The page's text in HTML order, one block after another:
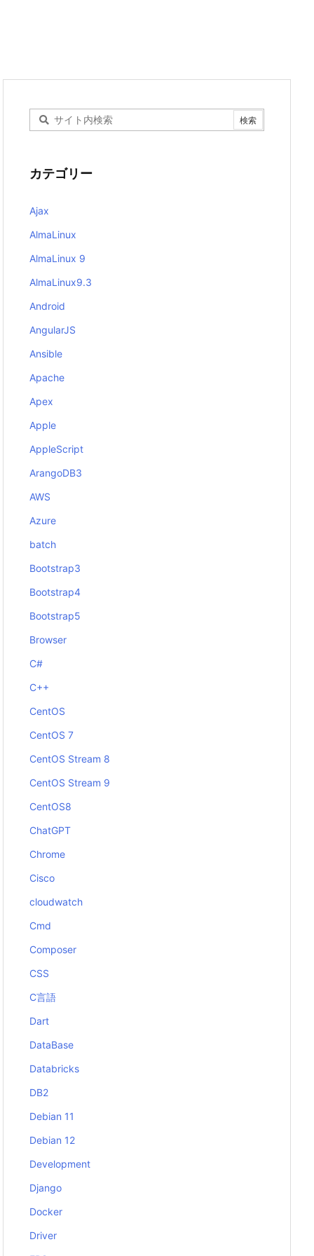
カテゴリー
Ajax
AlmaLinux
AlmaLinux 9
AlmaLinux9.3
Android
AngularJS
Ansible
Apache
Apex
Apple
AppleScript
ArangoDB3
AWS
Azure
batch
Bootstrap3
Bootstrap4
Bootstrap5
Browser
C#
C++
CentOS
CentOS 7
CentOS Stream 8
CentOS Stream 9
CentOS8
ChatGPT
Chrome
Cisco
cloudwatch
Cmd
Composer
CSS
C言語
Dart
DataBase
Databricks
DB2
Debian 11
Debian 12
Development
Django
Docker
Driver